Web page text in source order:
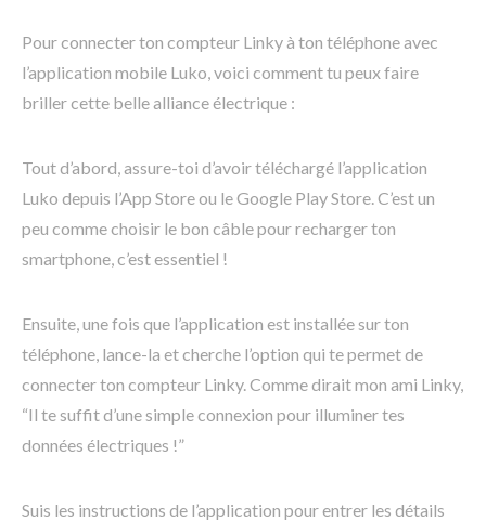
Pour connecter ton compteur Linky à ton téléphone avec
l’application mobile Luko, voici comment tu peux faire
briller cette belle alliance électrique :
Tout d’abord, assure-toi d’avoir téléchargé l’application
Luko depuis l’App Store ou le Google Play Store. C’est un
peu comme choisir le bon câble pour recharger ton
smartphone, c’est essentiel !
Ensuite, une fois que l’application est installée sur ton
téléphone, lance-la et cherche l’option qui te permet de
connecter ton compteur Linky. Comme dirait mon ami Linky,
“Il te suffit d’une simple connexion pour illuminer tes
données électriques !”
Suis les instructions de l’application pour entrer les détails